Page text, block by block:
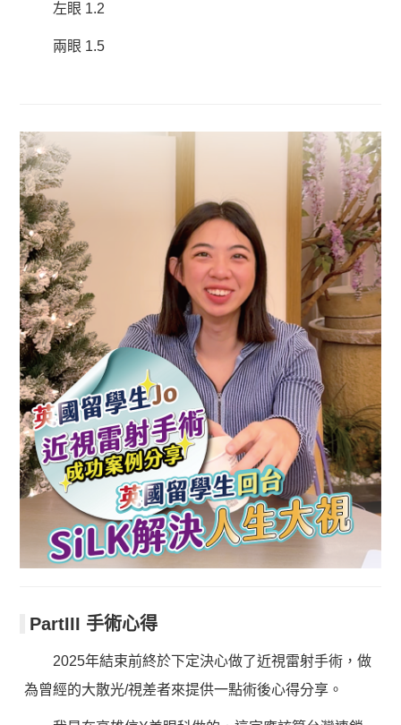
左眼 1.2
兩眼 1.5
PartIII 手術心得
2025年結束前終於下定決心做了近視雷射手術，做
為曾經的大散光/視差者來提供一點術後心得分享。